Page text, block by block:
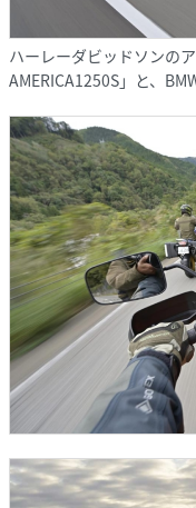
ハーレーダビッドソンの
AMERICA1250S」と、